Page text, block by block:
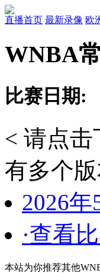
直播首页 最新录像 欧
WNBA
比赛日期:
< 请点
有多个
2026
·查看
本站为你推荐其他